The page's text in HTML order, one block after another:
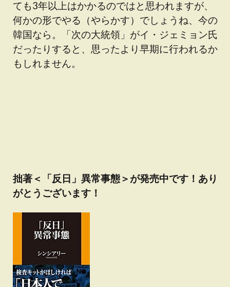
ても3年以上はかかるのではと思われますが、
何かの形でやる（やらかす）でしょうね、今の
韓国なら。「次の大統領」がイ・ジェミョン氏
だったりすると、思ったより早期に行われるか
もしれません。
拙著＜「反日」異常事態＞が発売中です！あり
がとうございます！